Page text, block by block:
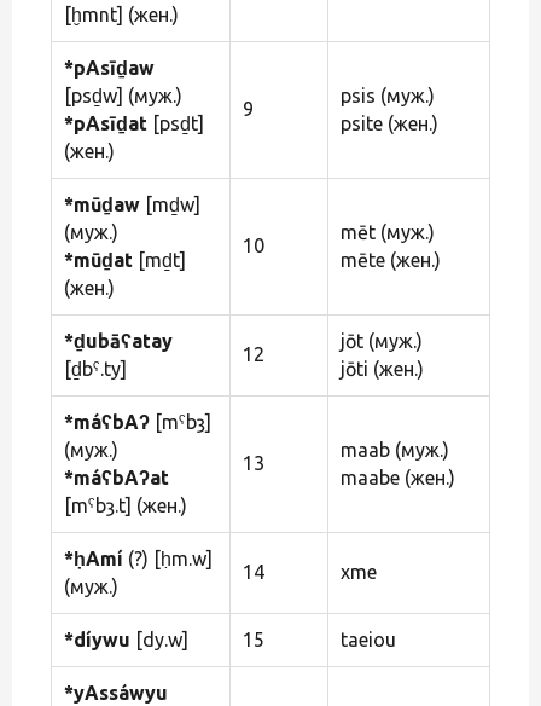
[ḫmnt] (жен.)
*pAsīḏaw
[psḏw] (муж.)
*pAsīḏat [psḏt]
(жен.)
9
psis (муж.)
psite (жен.)
*mūḏaw [mḏw]
(муж.)
*mūḏat [mḏt]
(жен.)
10
mēt (муж.)
mēte (жен.)
*ḏubāʕatay
[ḏbˁ.ty]
12
jōt (муж.)
jōti (жен.)
*máʕbAʔ [mˁbȝ]
(муж.)
*máʕbAʔat
[mˁbȝ.t] (жен.)
13
maab (муж.)
maabe (жен.)
*ḥAmí (?) [ḥm.w]
(муж.)
14 xme
*díywu [dy.w] 15 taeiou
*yAssáwyu